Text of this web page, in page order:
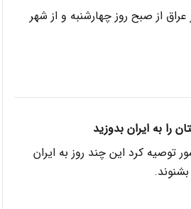
از صبح روز چهارشنبه و از شهر
را به ایران بدوزید
توصیه کرد این چند روز به ایران